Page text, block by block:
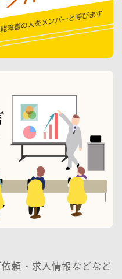
頼・求人情報などなど